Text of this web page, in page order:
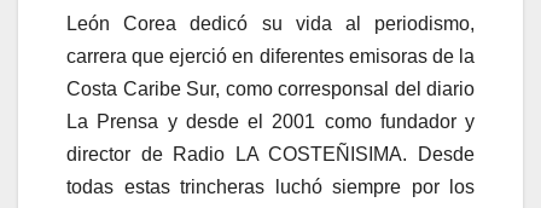
León Corea dedicó su vida al periodismo,
carrera que ejerció en diferentes emisoras de la
Costa Caribe Sur, como corresponsal del diario
La Prensa y desde el 2001 como fundador y
director de Radio LA COSTEÑISIMA. Desde
todas estas trincheras luchó siempre por los